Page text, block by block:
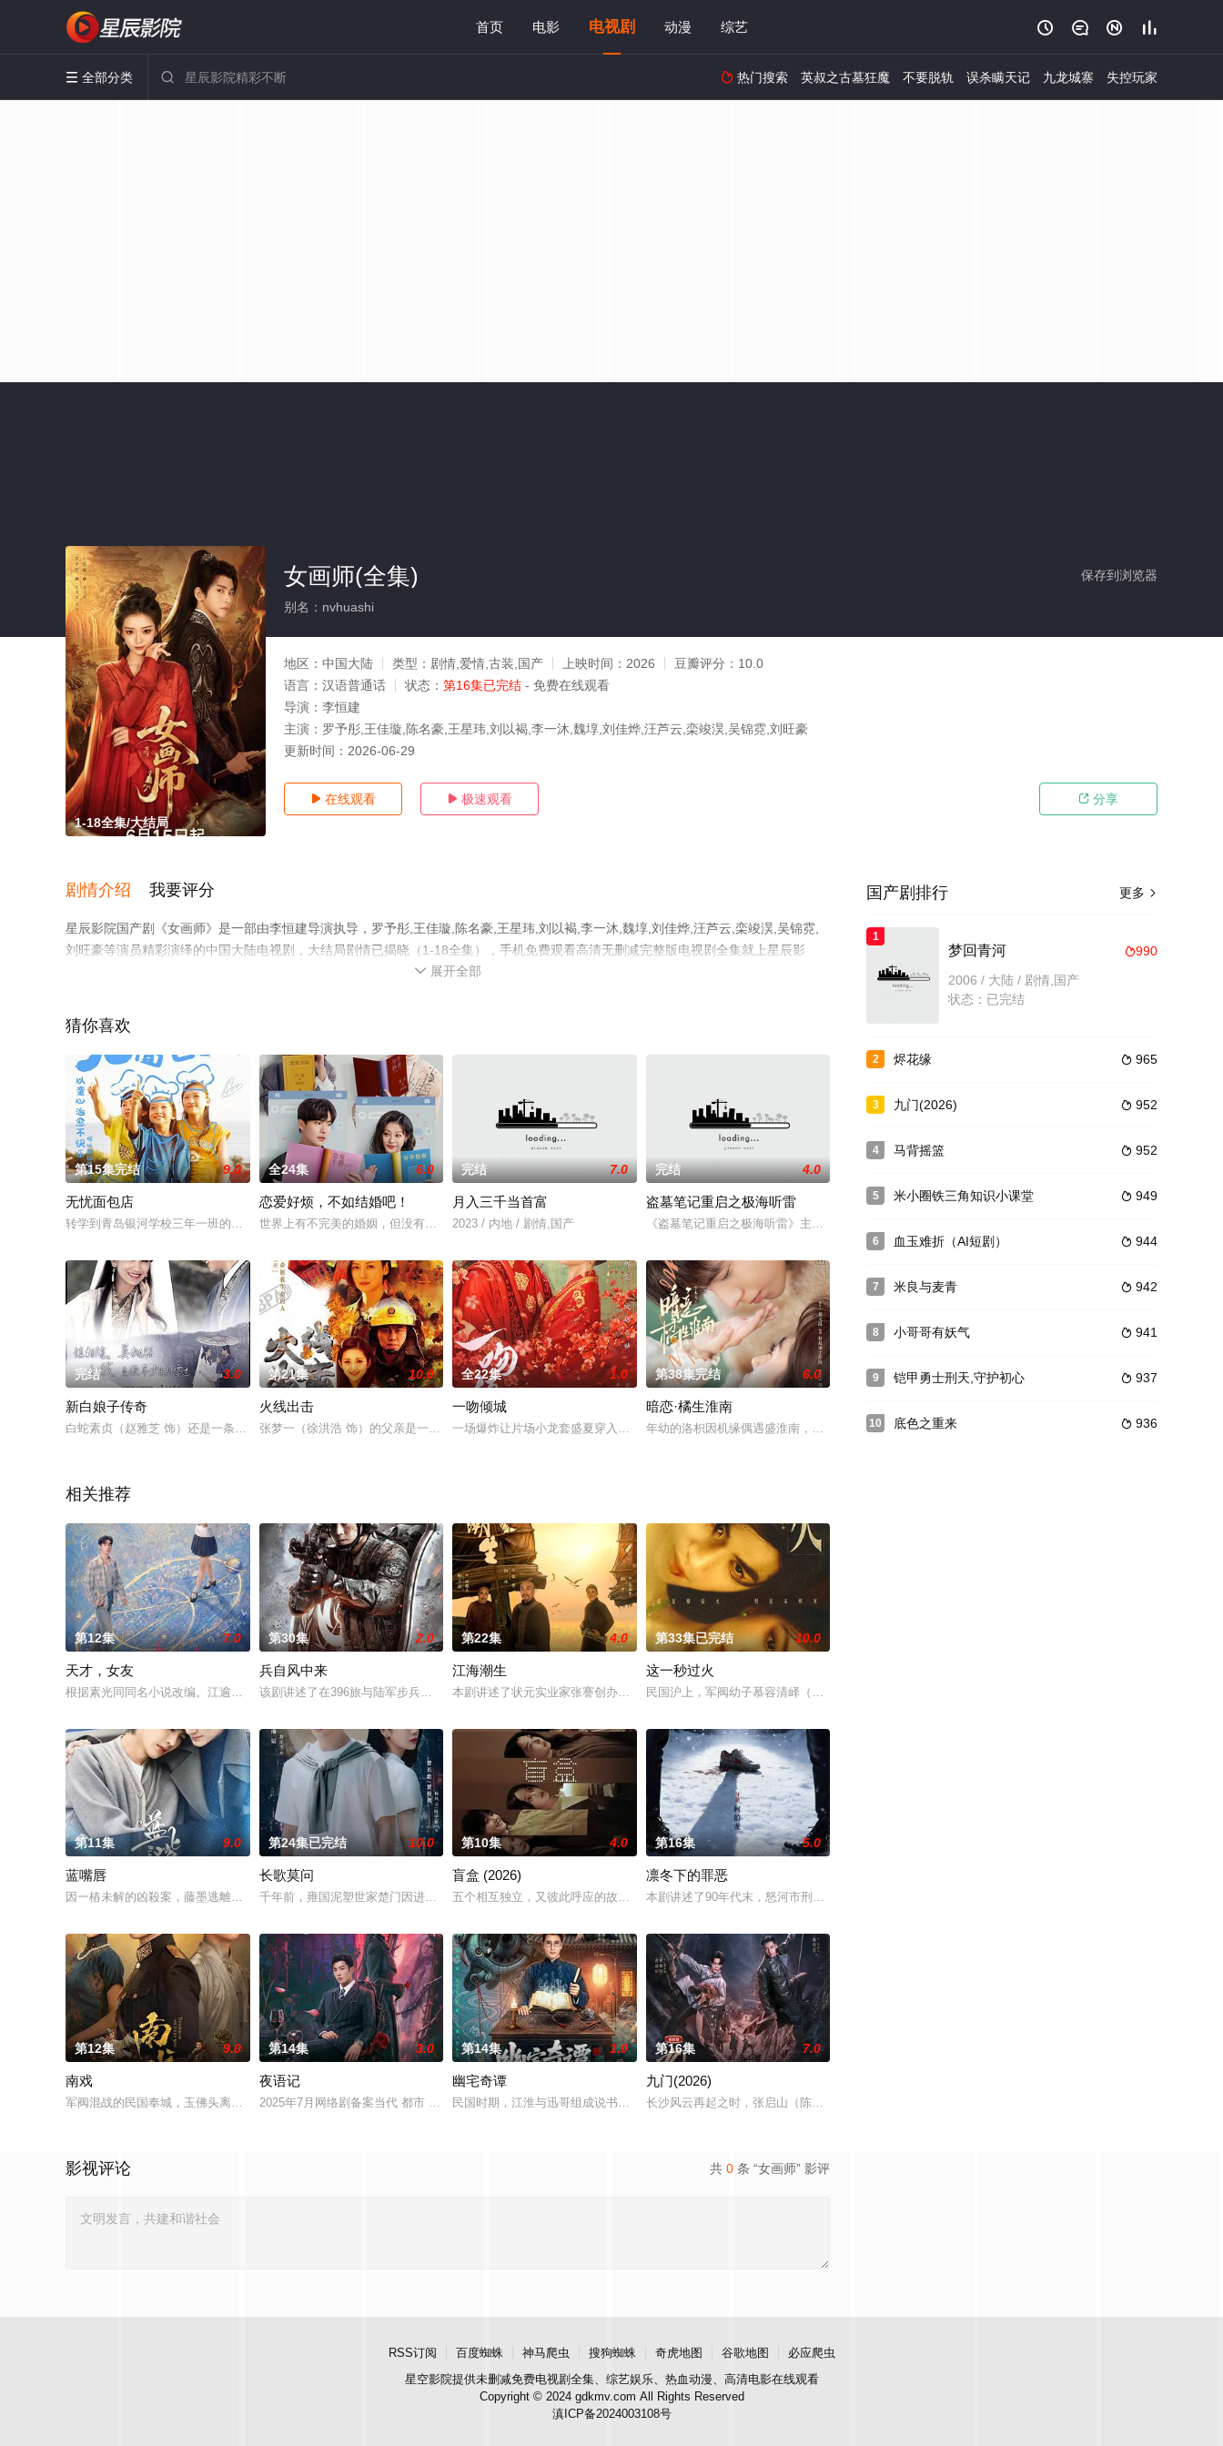
首页 电影 电视剧 动漫 综艺    
 全部分类   热门搜索 英叔之古墓狂魔 不要脱轨 误杀瞒天记 九龙城寨 失控玩家
1-18全集/大结局
保存到浏览器
女画师(全集)
别名：nvhuashi
地区： 中国大陆 类型： 剧情,爱情,古装,国产 上映时间： 2026 豆瓣评分： 10.0
语言： 汉语普通话 状态： 第16集已完结 - 免费在线观看
导演： 李恒建
主演： 罗予彤,王佳璇,陈名豪,王星玮,刘以褐,李一沐,魏埻,刘佳烨,汪芦云,栾竣淏,吴锦霓,刘旺豪
更新时间： 2026-06-29
 在线观看  极速观看  分享
剧情介绍 我要评分
星辰影院国产剧《女画师》是一部由李恒建导演执导，罗予彤,王佳璇,陈名豪,王星玮,刘以褐,李一沐,魏埻,刘佳烨,汪芦云,栾竣淏,吴锦霓,
刘旺豪等演员精彩演绎的中国大陆电视剧，大结局剧情已揭晓（1-18全集），手机免费观看高清无删减完整版电视剧全集就上星辰影
视，更多相关信息可移步至豆瓣电视剧、电视猫或剧情网等平台了解。
 展开全部
猜你喜欢
第15集完结 9.0
无忧面包店
转学到青岛银河学校三年一班的欧阳晟懿家里经营着一家面包店。店里的面包可以实现解决烦恼的愿望，面包只卖
全24集 6.0
恋爱好烦，不如结婚吧！
世界上有不完美的婚姻，但没有他办不了的婚礼！彭源（韩东霖饰），作为金牌婚礼策划师，婚场上战无不胜。但
完结 7.0
月入三千当首富
2023 / 内地 / 剧情,国产
完结 4.0
盗墓笔记重启之极海听雷
《盗墓笔记重启之极海听雷》主要讲述了吴邪，张起灵，胖子在吴邪收到一条由吴邪三叔吴三省发来的奇怪短
完结 3.0
新白娘子传奇
白蛇素贞（赵雅芝 饰）还是一条没有什么法力的小蛇时曾被捕蛇老人所抓，幸得一小牧童相救。素贞心内发誓，
第21集 10.0
火线出击
张梦一（徐洪浩 饰）的父亲是一名消防员，在一次执行任务时英勇牺牲。父亲的光辉事迹深深影响着张梦一，长
全22集 1.0
一吻倾城
一场爆炸让片场小龙套盛夏穿入漫画《他追她逃：四皇子的柔弱小娇妻》中，并被绑定玛丽苏系统，只要完成任务
第38集完结 6.0
暗恋·橘生淮南
年幼的洛枳因机缘偶遇盛淮南，从此情感在心底萌芽，一路追随盛淮南的背影从高中到了大学。你明我暗的孤
相关推荐
第12集 7.0
天才，女友
根据素光同同名小说改编。江逾白长大以后，林知夏忽然对他说：“江逾白，我喜欢你，哲学和生物学意义上的喜
第30集 2.0
兵自风中来
该剧讲述了在396旅与陆军步兵学院联合举办的小型军事演习中，郭子剑因不满演习流于形式，假传指令要求真
第22集 4.0
江海潮生
本剧讲述了状元实业家张謇创办大生企业，实业报国的故事。甲午战争后，国家蒙羞，张謇虽高中状元，却渴望寻
第33集已完结 10.0
这一秒过火
民国沪上，军阀幼子慕容清峄（张凌赫 饰）因被抱错而受尽养父虐待，少年出逃时被任素素（王楚然 饰）所救
第11集 9.0
蓝嘴唇
因一樁未解的凶殺案，藤墨逃離了精英律師生涯，開了成人用品商店，過著荒唐空洞的生活。畫著藍色唇膏的叛逆
第24集已完结 10.0
长歌莫问
千年前，雍国泥塑世家楚门因进贡的“十二生肖”离奇流血炸裂，惨遭满门流放，楚父以死鸣冤。楚家大小姐楚梓
第10集 4.0
盲盒 (2026)
五个相互独立，又彼此呼应的故事——用一场精心策划的“夏令营”完成复仇的受害者；临终前与遗憾和解的“无
第16集 5.0
凛冬下的罪恶
本剧讲述了90年代末，怒河市刑侦支队在无普及监控、无DNA鉴定技术的支持下，通过摸排、勘查等传统刑侦
第12集 9.0
南戏
军阀混战的民国奉城，玉佛头离奇失窃，戏班主横尸戏台，将冷血少帅许又安与昆曲名伶荣筱楠推向不死不休的对
第14集 3.0
夜语记
2025年7月网络剧备案当代 都市 海南越酷文化传媒有限公司
第14集 1.0
幽宅奇谭
民国时期，江淮与迅哥组成说书班子，偶遇“白天人住屋，晚上鬼占房”的阴阳宅，江淮被掳走配“阴婚”。他与
第16集 7.0
九门(2026)
长沙风云再起之时，张启山（陈伟霆 饰）与吴老狗（曾舜晞 饰）强强联手，携手霍仙姑（陈瑶 饰）与九门诸
共 0 条 “女画师” 影评
影视评论
更多 
国产剧排行
1
990
梦回青河
2006 / 大陆 / 剧情,国产
状态：已完结
2  965
烬花缘
3  952
九门(2026)
4  952
马背摇篮
5  949
米小圈铁三角知识小课堂
6  944
血玉难折（AI短剧）
7  942
米良与麦青
8  941
小哥哥有妖气
9  937
铠甲勇士刑天,守护初心
10  936
底色之重来
RSS订阅 百度蜘蛛 神马爬虫 搜狗蜘蛛 奇虎地图 谷歌地图
必应爬虫
星空影院提供未删减免费电视剧全集、综艺娱乐、热血动漫、高清电影在线观看
Copyright © 2024 gdkmv.com All Rights Reserved
滇ICP备2024003108号